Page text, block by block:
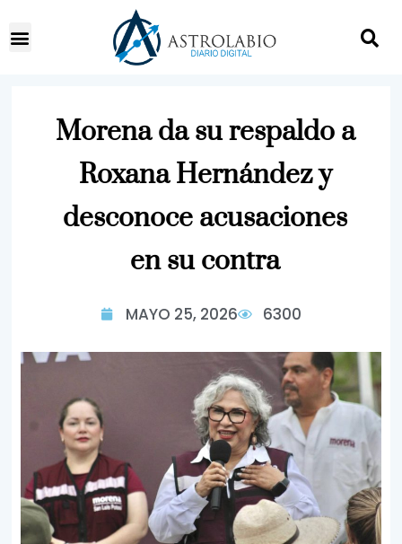
Morena da su respaldo a
Roxana Hernández y
desconoce acusaciones
en su contra
MAYO 25, 2026 6300